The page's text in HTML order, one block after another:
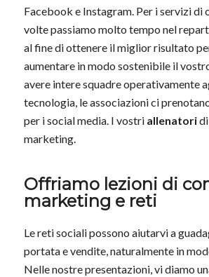
Facebook e Instagram. Per i servizi di
volte passiamo molto tempo nel
al fine di ottenere il miglior risultato
aumentare in modo sostenibile il
avere intere squadre operativamente
tecnologia, le associazioni ci
per i social media. I vostri allenatoridi
marketing.
Offriamo lezioni di
marketing e reti
Le reti sociali possono aiutarvi a
portata e vendite, naturalmente in
Nelle nostre presentazioni, vi diamo